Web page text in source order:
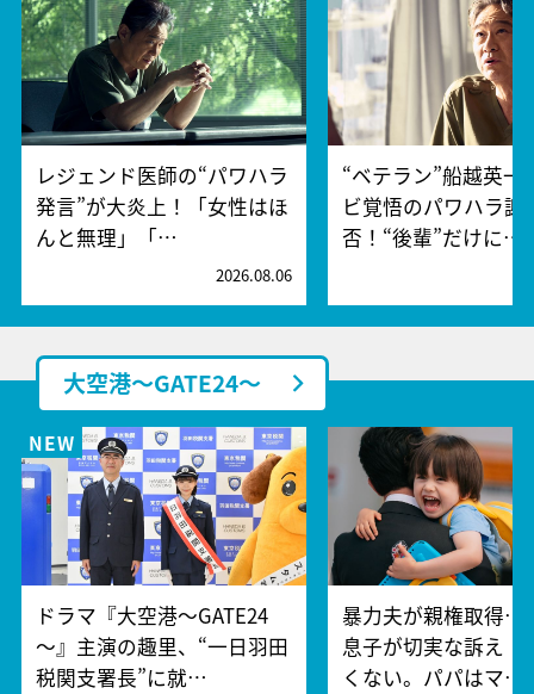
レジェンド医師の“パワハラ
発言”が大炎上！「女性はほ
んと無理」「…
2026.08.06
“ベテラン”船越英一
ビ覚悟のパワハラ謝
否！“後輩”だけに…
大空港～GATE24～
ドラマ『大空港～GATE24
～』主演の趣里、“一日羽田
税関支署長”に就…
暴力夫が親権取得…
息子が切実な訴え「
くない。パパはマ…